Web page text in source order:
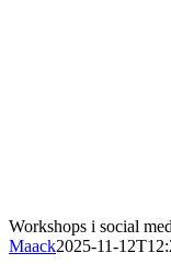
Workshops i social
Maack2025-11-